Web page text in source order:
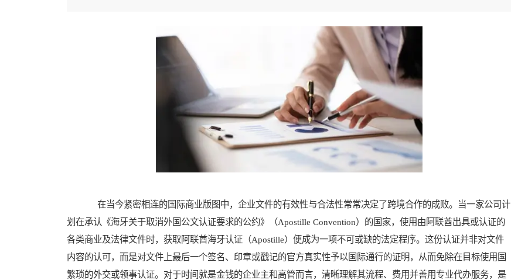
在当今紧密相连的国际商业版图中，企业文件的有效性与合法性常常决定了跨境合作的成败。当一家公司计
划在承认《海牙关于取消外国公文认证要求的公约》（Apostille Convention）的国家，使用由阿联酋出具或认证的
各类商业及法律文件时，获取阿联酋海牙认证（Apostille）便成为一项不可或缺的法定程序。这份认证并非对文件
内容的认可，而是对文件上最后一个签名、印章或戳记的官方真实性予以国际通行的证明，从而免除在目标使用国
繁琐的外交或领事认证。对于时间就是金钱的企业主和高管而言，清晰理解其流程、费用并善用专业代办服务，是